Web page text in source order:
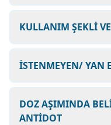
KULLANIM ŞEKLİ
İSTENMEYEN/ YAN
DOZ AŞIMINDA
ANTİDOT